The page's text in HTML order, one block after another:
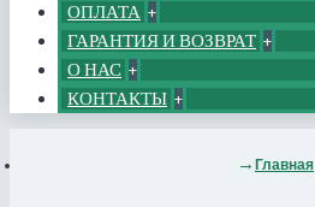
ОПЛАТА +
ГАРАНТИЯ И ВОЗВРАТ +
О НАС +
КОНТАКТЫ +
Главная